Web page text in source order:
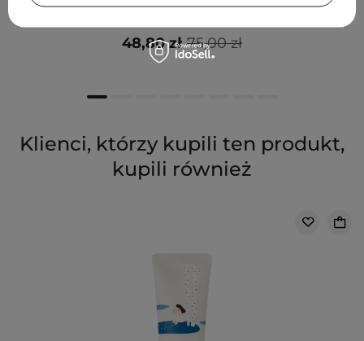
Nawilżające Serum z Sokiem z Brzozy - 50ml
75,00 zł
48,80 zł
Klienci, którzy kupili ten produkt,
kupili również